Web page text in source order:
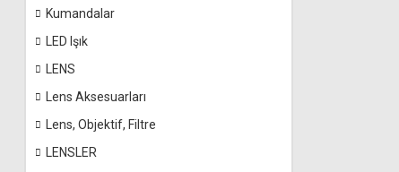
Kumandalar
LED Işık
LENS
Lens Aksesuarları
Lens, Objektif, Filtre
LENSLER